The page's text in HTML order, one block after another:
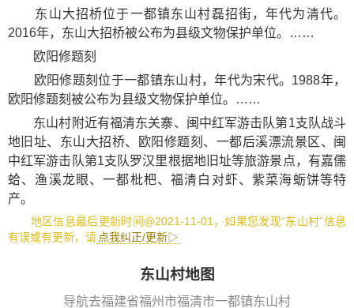
东山大招桥位于一都镇东山村磊招街，年代为清代。
2016年，东山大招桥被公布为县级文物保护单位。……
欧阳修题刻
欧阳修题刻位于一都镇东山村，年代为宋代。1988年，
欧阳修题刻被公布为县级文物保护单位。……
东山村附近有福清东关寨、 闽中红军游击队第1支队战斗
地旧址、 东山大招桥、 欧阳修题刻 、 一都后溪漂流景区、 闽
中红军游击队第1支队罗汉里根据地旧址等旅游景点，有嘉儒
蛤、 渔溪龙眼、一都枇杷、福清白对虾、紫菜海蛎饼等特
产。
地区信息最后更新时间@2021-11-01，如果您发现“东山村”信息
有误或有更新，请 点我纠正/更新▷
东山村地图
导航去福建省福州市福清市一都镇东山村